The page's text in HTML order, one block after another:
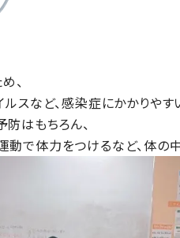
、
スなど、感染症にかかりやす
はもちろん、
で体力をつけるなど、体の